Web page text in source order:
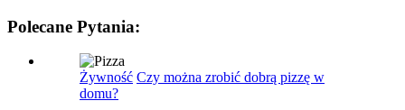
Polecane Pytania:
Żywność Czy można zrobić dobrą pizzę w
domu?